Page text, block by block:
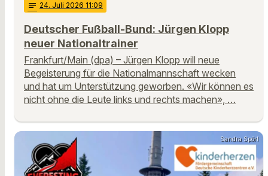
notes 24. Juli 2026 11:09
Deutscher Fußball-Bund: Jürgen Klopp
neuer Nationaltrainer
Frankfurt/Main (dpa) – Jürgen Klopp will neue
Begeisterung für die Nationalmannschaft wecken
und hat um Unterstützung geworben. «Wir können es
nicht ohne die Leute links und rechts machen», …
Sandra Spörl